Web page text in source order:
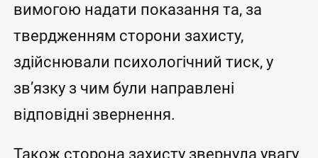
вимогою надати показання та, за
твердженням сторони захисту,
здійснювали психологічний тиск, у
зв’язку з чим були направлені
відповідні звернення.
Також сторона захисту звернула увагу